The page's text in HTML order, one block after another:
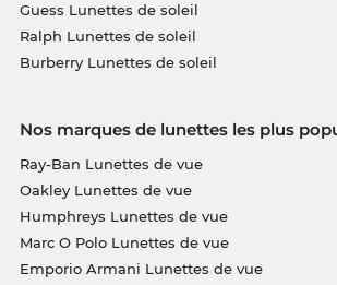
Guess Lunettes de soleil
Ralph Lunettes de soleil
Burberry Lunettes de soleil
Nos marques de lunettes les plus
Ray-Ban Lunettes de vue
Oakley Lunettes de vue
Humphreys Lunettes de vue
Marc O Polo Lunettes de vue
Emporio Armani Lunettes de vue